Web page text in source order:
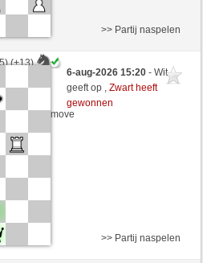
(+13)
3 seconds/move
>> Partij naspelen
6-aug-2026 15:20- Wit
geeft op ,Zwart heeft
gewonnen
>> Partij naspelen